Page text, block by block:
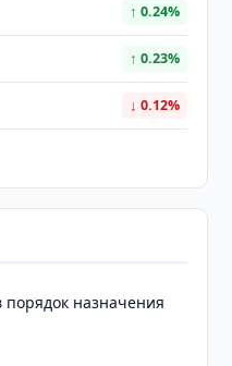
↑ 0.24%
↑ 0.23%
↓ 0.12%
назначения